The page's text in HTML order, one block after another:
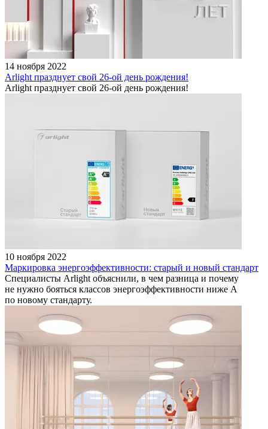
14 ноября 2022
Arlight празднует свой 26-ой день рождения!
Arlight празднует свой 26-ой день рождения!
10 ноября 2022
Маркировка энергоэффективности: старый и новый стандарт
Специалисты Arlight объяснили, в чем разница и почему
не нужно бояться классов энергоэффективности ниже А
по новому стандарту.